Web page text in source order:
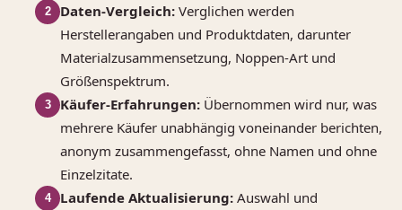
2 Daten-Vergleich: Verglichen werden
Herstellerangaben und Produktdaten, darunter
Materialzusammensetzung, Noppen-Art und
Größenspektrum.
3 Käufer‑Erfahrungen: Übernommen wird nur, was
mehrere Käufer unabhängig voneinander berichten,
anonym zusammengefasst, ohne Namen und ohne
Einzelzitate.
4 Laufende Aktualisierung: Auswahl und